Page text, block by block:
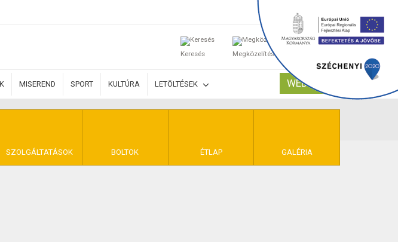
Keresés Megközelítés
0
MISEREND SPORT KULTÚRA LETÖLTÉSEK WEBSHOP
SZOLGÁLTATÁSOK BOLTOK ÉTLAP GALÉRIA
FELTÉTELEK